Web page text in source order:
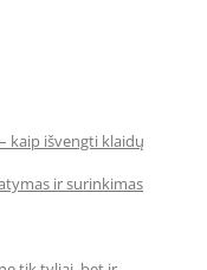
kaip išvengti klaidų
ir surinkimas